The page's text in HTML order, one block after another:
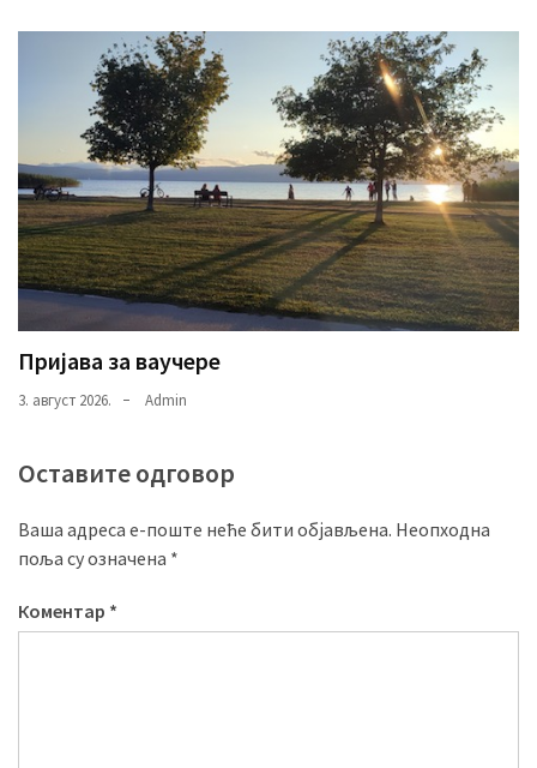
Пријава за ваучере
3. август 2026. Admin
Оставите одговор
Ваша адреса е-поште неће бити објављена. Неопходна
поља су означена *
Коментар *